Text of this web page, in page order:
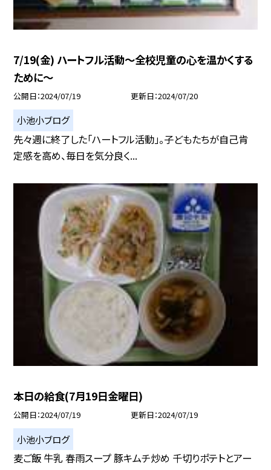
7/19(金) ハートフル活動〜全校児童の心を温かくする
ために〜
公開日 2024/07/19 更新日 2024/07/20
小池小ブログ
先々週に終了した「ハートフル活動」。子どもたちが自己肯
定感を高め、毎日を気分良く...
本日の給食(7月19日金曜日)
公開日 2024/07/19 更新日 2024/07/19
小池小ブログ
麦ご飯 牛乳 春雨スープ 豚キムチ炒め 千切りポテトとアー